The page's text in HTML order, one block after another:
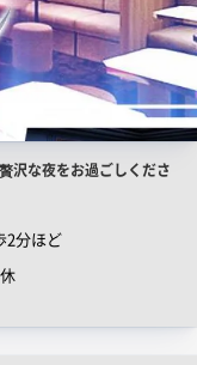
沢な夜をお過ごしくださ
2分ほど